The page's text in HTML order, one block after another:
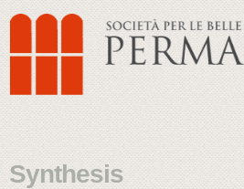
Synthesis